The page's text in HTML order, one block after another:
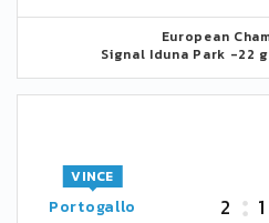
European
Signal Iduna Park -22
Portogallo
VINCE
2 1